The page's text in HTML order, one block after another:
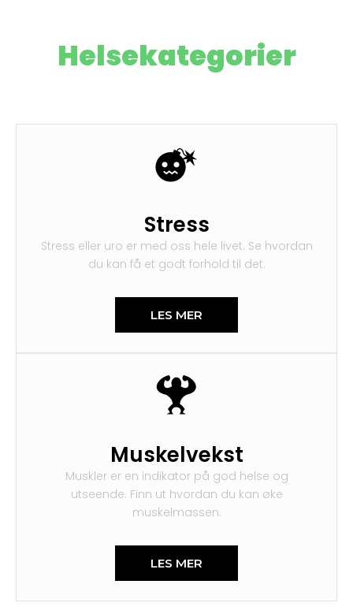
Helsekategorier
Stress
Stress eller uro er med oss hele livet. Se hvordan
du kan få et godt forhold til det.
LES MER
Muskelvekst
Muskler er en indikator på god helse og
utseende. Finn ut hvordan du kan øke
muskelmassen.​
LES MER